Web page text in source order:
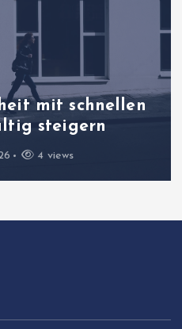
mit schnellen
steigern
4 views